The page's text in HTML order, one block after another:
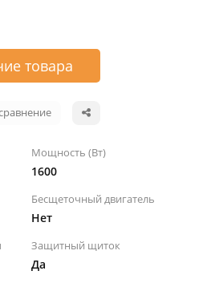
товара
Мощность (Вт)
1600
Бесщеточный двигатель
Нет
Защитный щиток
Да